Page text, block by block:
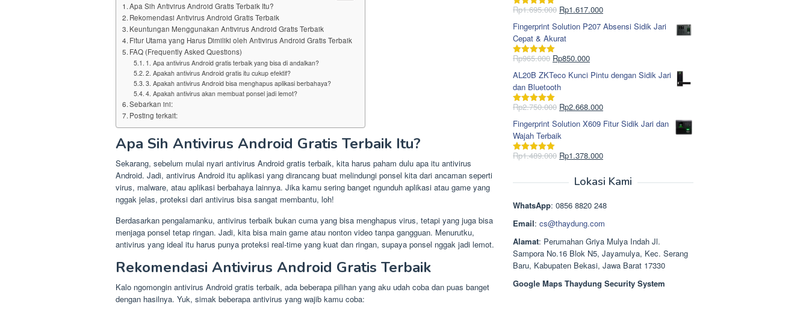
Apa Sih Antivirus Android Gratis Terbaik Itu?
Rekomendasi Antivirus Android Gratis Terbaik
Keuntungan Menggunakan Antivirus Android Gratis Terbaik
Fitur Utama yang Harus Dimiliki oleh Antivirus Android Gratis Terbaik
FAQ (Frequently Asked Questions)
1. Apa antivirus Android gratis terbaik yang bisa di andalkan?
2. Apakah antivirus Android gratis itu cukup efektif?
3. Apakah antivirus Android bisa menghapus aplikasi berbahaya?
4. Apakah antivirus akan membuat ponsel jadi lemot?
Sebarkan ini:
Posting terkait:
Apa Sih Antivirus Android Gratis Terbaik Itu?
Sekarang, sebelum mulai nyari antivirus Android gratis terbaik, kita harus paham dulu apa itu antivirus
Android. Jadi, antivirus Android itu aplikasi yang dirancang buat melindungi ponsel kita dari ancaman seperti
virus, malware, atau aplikasi berbahaya lainnya. Jika kamu sering banget ngunduh aplikasi atau game yang
nggak jelas, proteksi dari antivirus bisa sangat membantu, loh!
Berdasarkan pengalamanku, antivirus terbaik bukan cuma yang bisa menghapus virus, tetapi yang juga bisa
menjaga ponsel tetap ringan. Jadi, kita bisa main game atau nonton video tanpa gangguan. Menurutku,
antivirus yang ideal itu harus punya proteksi real-time yang kuat dan ringan, supaya ponsel nggak jadi lemot.
Rekomendasi Antivirus Android Gratis Terbaik
Kalo ngomongin antivirus Android gratis terbaik, ada beberapa pilihan yang aku udah coba dan puas banget
dengan hasilnya. Yuk, simak beberapa antivirus yang wajib kamu coba:
Rp1.868.000.
Dinilai5.00
Rp1.695.000 Harga
aslinya
adalah:
Rp1.695.000.
Rp1.617.000Harga
saat
ini
Fingerprint Solution P207 Absensi Sidik Jari
Cepat & Akurat
Dinilai5.00
Rp965.000 Harga
aslinya
adalah:
Rp965.000.
Rp850.000Harga
saat
ini
Rp850.000.
AL20B ZKTeco Kunci Pintu dengan Sidik Jari
dan Bluetooth
Dinilai5.00
Rp2.750.000 Harga
aslinya
adalah:
Rp2.750.000.
Rp2.668.000Harga
saat
ini
Rp2.668.000.
Fingerprint Solution X609 Fitur Sidik Jari dan
Wajah Terbaik
Dinilai5.00
Rp1.489.000 Harga
adalah:
Rp1.378.000Harga
ini
Rp1.378.000.
Lokasi Kami
WhatsApp: 0856 8820 248
Email: cs@thaydung.com
Alamat: Perumahan Griya Mulya Indah Jl.
Sampora No.16 Blok N5, Jayamulya, Kec. Serang
Baru, Kabupaten Bekasi, Jawa Barat 17330
Google Maps Thaydung Security System